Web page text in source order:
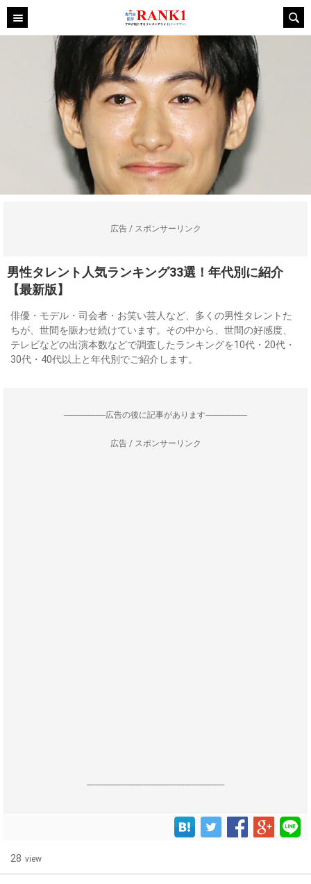
広告 / スポンサーリンク
男性タレント人気ランキング33選！年代別に紹介
【最新版】
俳優・モデル・司会者・お笑い芸人など、多くの男性タレントた
ちが、世間を賑わせ続けています。その中から、世間の好感度、
テレビなどの出演本数などで調査したランキングを10代・20代・
30代・40代以上と年代別でご紹介します。
--------------------広告の後に記事があります--------------------
広告 / スポンサーリンク
------------------------------------------------------------------
28 view